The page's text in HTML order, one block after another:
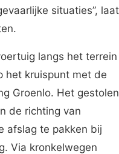
situaties”, laat
langs het terrein
het kruispunt met de
Groenlo. Het gestolen
de richting van
afslag te pakken bij
Via kronkelwegen